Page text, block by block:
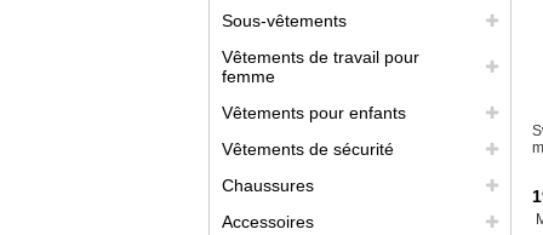
Sous-vêtements
Vêtements de travail pour
femme
Vêtements pour enfants
Vêtements de sécurité
Chaussures
Accessoires